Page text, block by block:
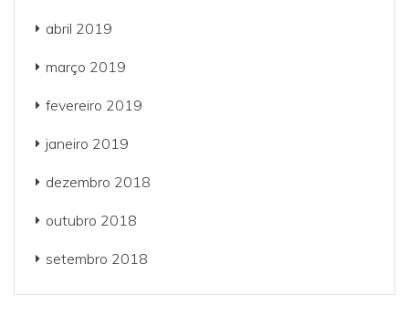
abril 2019
março 2019
fevereiro 2019
janeiro 2019
dezembro 2018
outubro 2018
setembro 2018